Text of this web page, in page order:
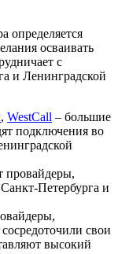
определяется
осваивать
с
и Ленинградской
, WestCall – большие
подключения во
провайдеры,
Петербурга и
свои
высокий